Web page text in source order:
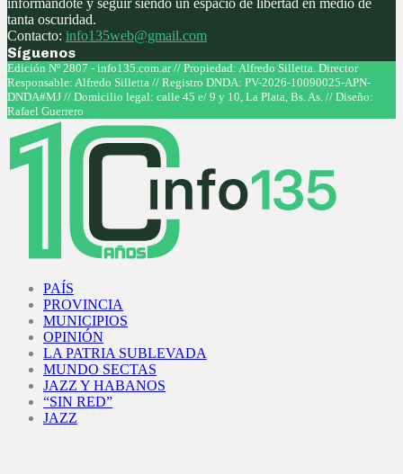
informándote y seguir siendo un espacio de libertad en medio de
tanta oscuridad.
Contacto: info135web@gmail.com
Síguenos
Facebook
Twitter
Instagram
Youtube
Edición Nº 2807 - info135.com.ar // Propiedad: Alfredo Silletta. Director
Responsable: Alfredo Silletta // Registro DNDA: PV-2026-10090025-APN-
DNDA#MJ // Domicilio legal: calle 45 e/ 9 y 10, La Plata, Bs. As. // Diseño:
Rafael Guerrero
PAÍS
PROVINCIA
MUNICIPIOS
OPINIÓN
LA PATRIA SUBLEVADA
MUNDO SECTAS
JAZZ Y HABANOS
“SIN RED”
JAZZ